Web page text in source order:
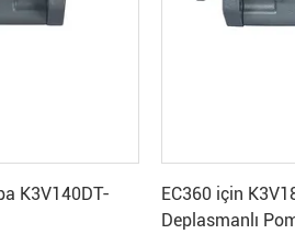
EC360 için
Deplasmanlı